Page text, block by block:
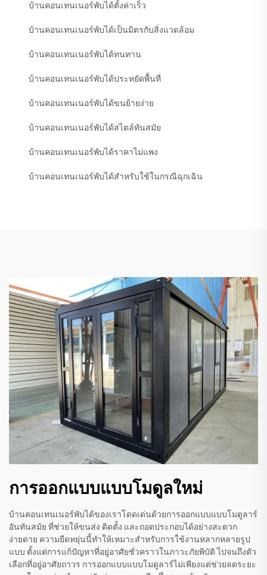
บ้านคอนเทนเนอร์พับได้ตั้งค่าเร็ว
บ้านคอนเทนเนอร์พับได้เป็นมิตรกับสิ่งแวดล้อม
บ้านคอนเทนเนอร์พับได้ทนทาน
บ้านคอนเทนเนอร์พับได้ประหยัดพื้นที่
บ้านคอนเทนเนอร์พับได้ขนย้ายง่าย
บ้านคอนเทนเนอร์พับได้สไตล์ทันสมัย
บ้านคอนเทนเนอร์พับได้ราคาไม่แพง
บ้านคอนเทนเนอร์พับได้สำหรับใช้ในกรณีฉุกเฉิน
การออกแบบแบบโมดูลใหม่
บ้านคอนเทนเนอร์พับได้ของเราโดดเด่นด้วยการออกแบบแบบโมดูลาร์
อันทันสมัย ที่ช่วยให้ขนส่ง ติดตั้ง และถอดประกอบได้อย่างสะดวก
ง่ายดาย ความยืดหยุ่นนี้ทำให้เหมาะสำหรับการใช้งานหลากหลายรูป
แบบ ตั้งแต่การแก้ปัญหาที่อยู่อาศัยชั่วคราวในภาวะภัยพิบัติ ไปจนถึงตัว
เลือกที่อยู่อาศัยถาวร การออกแบบแบบโมดูลาร์ไม่เพียงแต่ช่วยลดระยะ